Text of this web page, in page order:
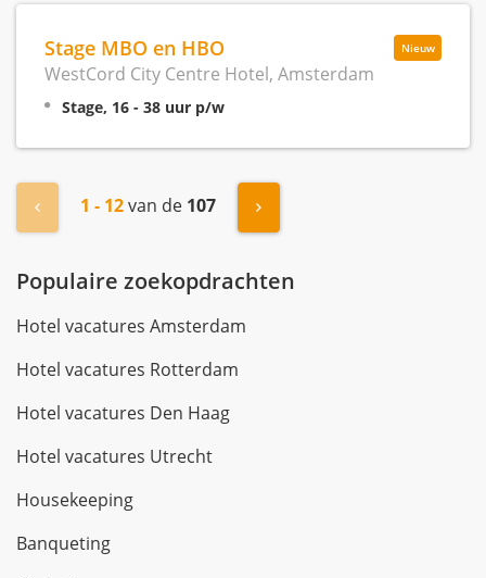
Nieuw
Stage MBO en HBO
WestCord City Centre Hotel, Amsterdam
Stage, 16 - 38 uur p/w
« Vorige1 - 12van de 107 Volgende »
Populaire zoekopdrachten
Hotel vacatures Amsterdam
Hotel vacatures Rotterdam
Hotel vacatures Den Haag
Hotel vacatures Utrecht
Housekeeping
Banqueting